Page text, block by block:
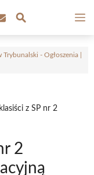
Trybunalski - Ogłoszenia |
z SP nr 2
2